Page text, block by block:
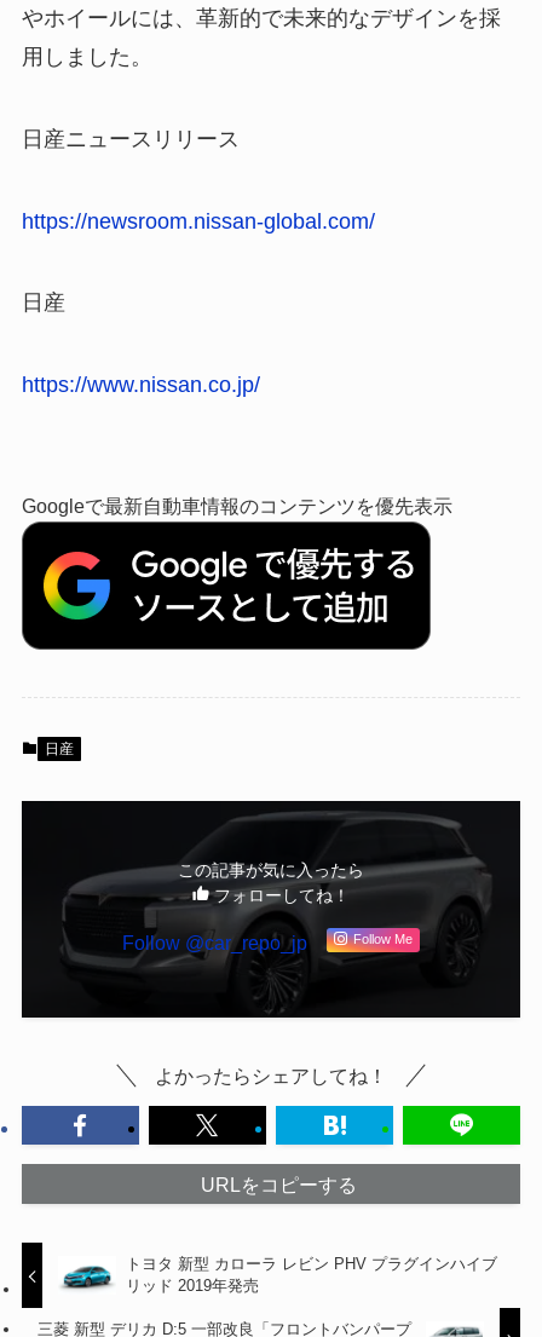
やホイールには、革新的で未来的なデザインを採
用しました。
日産ニュースリリース
https://newsroom.nissan-global.com/
日産
https://www.nissan.co.jp/
Googleで最新自動車情報のコンテンツを優先表示
日産
この記事が気に入ったら
フォローしてね！
Follow @car_repo_jp Follow Me
よかったらシェアしてね！
URLをコピーする
トヨタ 新型 カローラ レビン PHV プラグインハイブ
リッド 2019年発売
三菱 新型 デリカ D:5 一部改良「フロントバンパープ